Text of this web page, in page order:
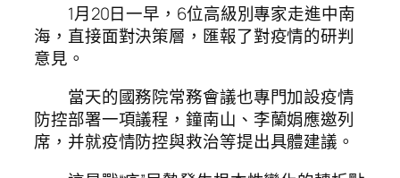
1月20日一早，6位高級別專家走進中南
海，直接面對決策層，匯報了對疫情的研判
意見。
當天的國務院常務會議也專門加設疫情
防控部署一項議程，鐘南山、李蘭娟應邀列
席，并就疫情防控與救治等提出具體建議。